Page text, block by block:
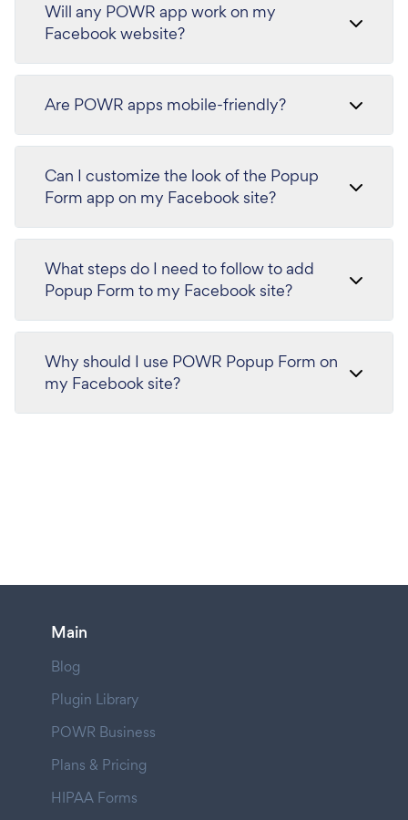
Will any POWR app work on my
Facebook website?
Are POWR apps mobile-friendly?
Can I customize the look of the Popup
Form app on my Facebook site?
What steps do I need to follow to add
Popup Form to my Facebook site?
Why should I use POWR Popup Form on
my Facebook site?
Main
Blog
Plugin Library
POWR Business
Plans & Pricing
HIPAA Forms